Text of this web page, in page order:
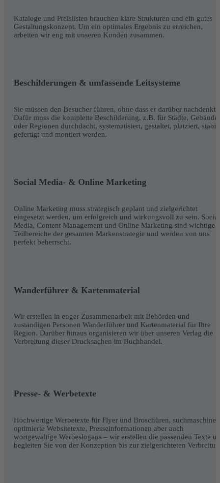
Kataloge und Preislisten brauchen klare Strukturen und ein gutes
Gestaltungskonzept. Um ein optimales Ergebnis zu erreichen,
arbeiten wir eng mit unseren Kunden zusammen.
Beschilderungen & umfassende Leitsysteme
Sie müssen den Besucher führen, ohne dass er darüber nachdenkt.
Dafür muss die komplette Beschilderung, z.B. für Städte, Gebäude
oder Regionen durchdacht, systematisiert, gestaltet, platziert, stabil
gefertigt und montiert werden.
Social Media- & Online Marketing
Online Marketing muss strategisch geplant und zielgerichtet
eingesetzt werden, um erfolgreich und wirkungsvoll zu sein. Social
Media, Content Management und Online Marketing sind wichtige
Teilbereiche der gesamten Markenstrategie und werden von uns
perfekt beherrscht.
Wanderführer & Kartenmaterial
Wir erstellen in enger Zusammenarbeit mit Behörden und
zuständigen Personen Wanderführer und Kartenmaterial für Ihre
Region. Darüber hinaus organisieren wir über unseren Verlag die
Verbreitung dieser Drucksachen im Buchhandel.
Presse- & Werbetexte
Hochwertige Werbetexte für Flyer und Broschüren,
optimierte Websitetexte, Presseinformationen aber auch
wortgewaltige Werbeslogans – wir erstellen die passenden Texte
begleiten Sie von der Konzeption bis zur zielgerichteten